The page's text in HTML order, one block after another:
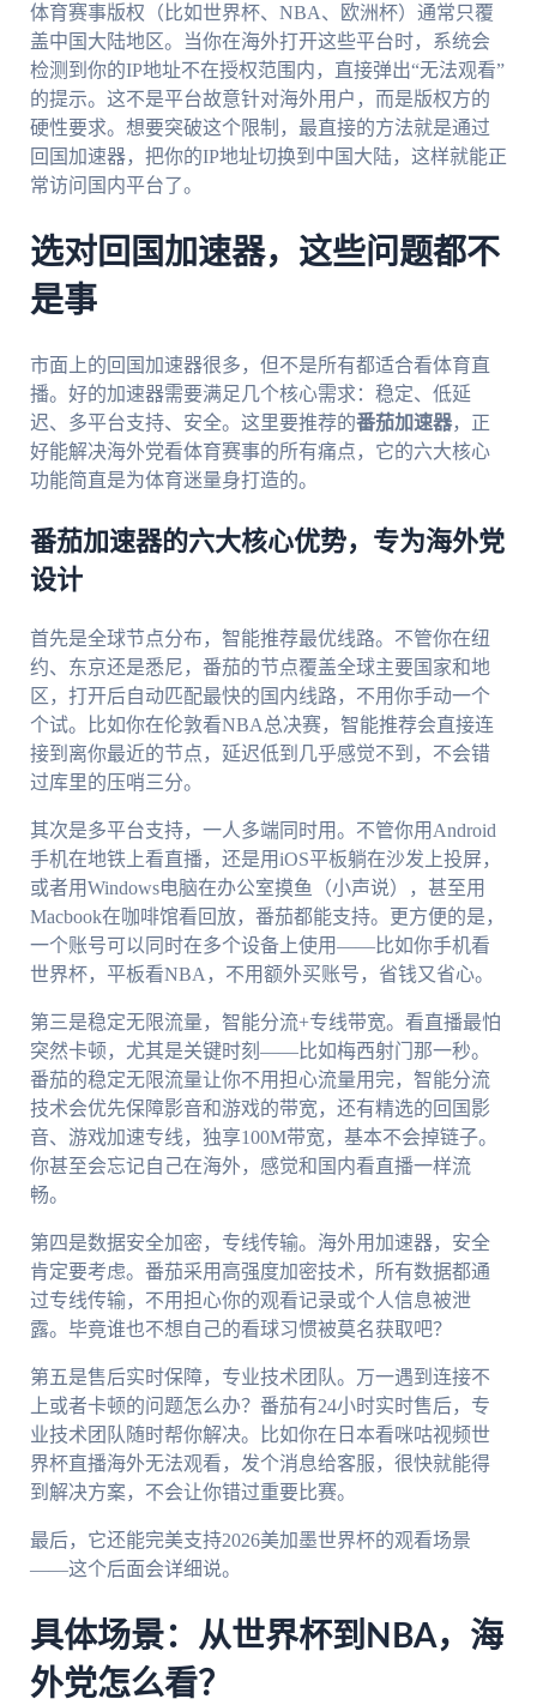
体育赛事版权（比如世界杯、NBA、欧洲杯）通常只覆
盖中国大陆地区。当你在海外打开这些平台时，系统会
检测到你的IP地址不在授权范围内，直接弹出“无法观看”
的提示。这不是平台故意针对海外用户，而是版权方的
硬性要求。想要突破这个限制，最直接的方法就是通过
回国加速器，把你的IP地址切换到中国大陆，这样就能正
常访问国内平台了。
选对回国加速器，这些问题都不
是事
市面上的回国加速器很多，但不是所有都适合看体育直
播。好的加速器需要满足几个核心需求：稳定、低延
迟、多平台支持、安全。这里要推荐的番茄加速器，正
好能解决海外党看体育赛事的所有痛点，它的六大核心
功能简直是为体育迷量身打造的。
番茄加速器的六大核心优势，专为海外党
设计
首先是全球节点分布，智能推荐最优线路。不管你在纽
约、东京还是悉尼，番茄的节点覆盖全球主要国家和地
区，打开后自动匹配最快的国内线路，不用你手动一个
个试。比如你在伦敦看NBA总决赛，智能推荐会直接连
接到离你最近的节点，延迟低到几乎感觉不到，不会错
过库里的压哨三分。
其次是多平台支持，一人多端同时用。不管你用Android
手机在地铁上看直播，还是用iOS平板躺在沙发上投屏，
或者用Windows电脑在办公室摸鱼（小声说），甚至用
Macbook在咖啡馆看回放，番茄都能支持。更方便的是，
一个账号可以同时在多个设备上使用——比如你手机看
世界杯，平板看NBA，不用额外买账号，省钱又省心。
第三是稳定无限流量，智能分流+专线带宽。看直播最怕
突然卡顿，尤其是关键时刻——比如梅西射门那一秒。
番茄的稳定无限流量让你不用担心流量用完，智能分流
技术会优先保障影音和游戏的带宽，还有精选的回国影
音、游戏加速专线，独享100M带宽，基本不会掉链子。
你甚至会忘记自己在海外，感觉和国内看直播一样流
畅。
第四是数据安全加密，专线传输。海外用加速器，安全
肯定要考虑。番茄采用高强度加密技术，所有数据都通
过专线传输，不用担心你的观看记录或个人信息被泄
露。毕竟谁也不想自己的看球习惯被莫名获取吧？
第五是售后实时保障，专业技术团队。万一遇到连接不
上或者卡顿的问题怎么办？番茄有24小时实时售后，专
业技术团队随时帮你解决。比如你在日本看咪咕视频世
界杯直播海外无法观看，发个消息给客服，很快就能得
到解决方案，不会让你错过重要比赛。
最后，它还能完美支持2026美加墨世界杯的观看场景
——这个后面会详细说。
具体场景：从世界杯到NBA，海
外党怎么看？